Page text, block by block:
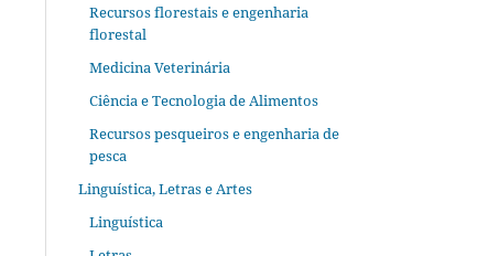
Recursos florestais e engenharia
florestal
Medicina Veterinária
Ciência e Tecnologia de Alimentos
Recursos pesqueiros e engenharia de
pesca
Linguística, Letras e Artes
Linguística